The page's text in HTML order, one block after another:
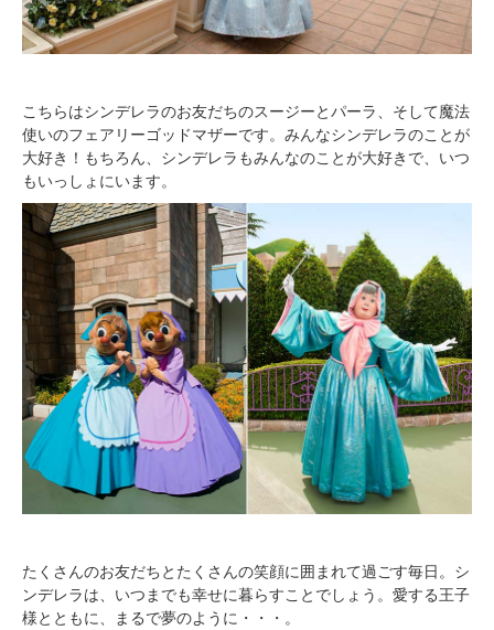
こちらはシンデレラのお友だちのスージーとパーラ、そして魔法
使いのフェアリーゴッドマザーです。みんなシンデレラのことが
大好き！もちろん、シンデレラもみんなのことが大好きで、いつ
もいっしょにいます。
たくさんのお友だちとたくさんの笑顔に囲まれて過ごす毎日。シ
ンデレラは、いつまでも幸せに暮らすことでしょう。愛する王子
様とともに、まるで夢のように・・・。